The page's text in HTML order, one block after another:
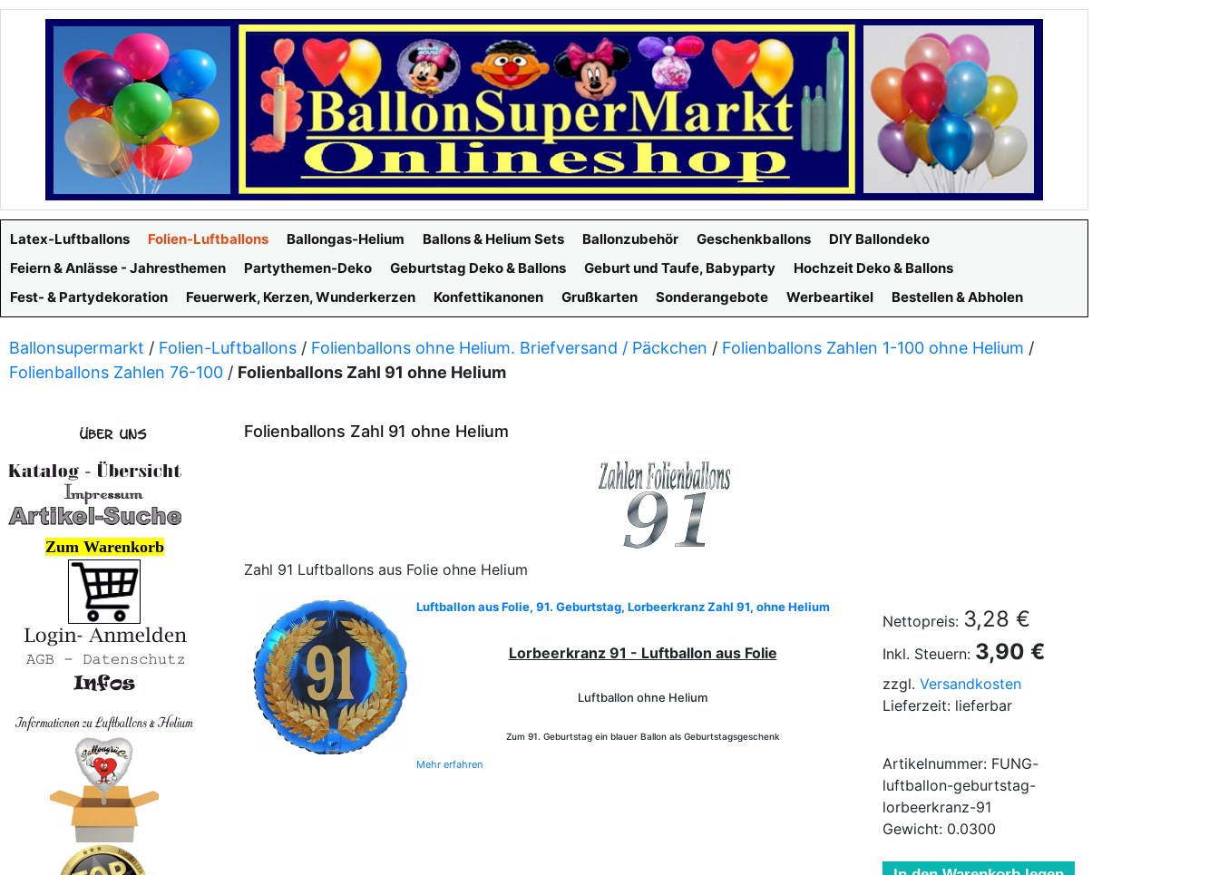
Latex-Luftballons Folien-Luftballons Ballongas-Helium Ballons & Helium Sets Ballonzubehör Geschenkballons
DIY Ballondeko
Feiern & Anlässe - Jahresthemen
Partythemen-Deko Geburtstag Deko & Ballons Geburt und Taufe, Babyparty
Hochzeit Deko & Ballons
Fest- & Partydekoration
Feuerwerk, Kerzen, Wunderkerzen Konfettikanonen Grußkarten Sonderangebote Werbeartikel Bestellen & Abholen
Ballonsupermarkt / Folien-Luftballons / Folienballons ohne Helium. Briefversand / Päckchen / Folienballons Zahlen 1-100 ohne Helium /
Folienballons Zahlen 76-100 / Folienballons Zahl 91 ohne Helium
Folienballons Zahl 91 ohne Helium
Zahl 91 Luftballons aus Folie ohne Helium
Luftballon aus Folie, 91. Geburtstag, Lorbeerkranz Zahl 91, ohne Helium
Lorbeerkranz 91 - Luftballon aus Folie
Luftballon ohne Helium
Zum 91. Geburtstag ein blauer Ballon als Geburtstagsgeschenk
Mehr erfahren
Nettopreis: 3,28 €
Inkl. Steuern: 3,90 €
zzgl. Versandkosten
Lieferzeit: lieferbar
Artikelnummer: FUNG-
luftballon-geburtstag-
lorbeerkranz-91
Gewicht: 0.0300
Zum Warenkorb